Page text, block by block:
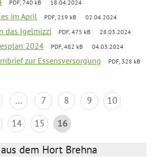
PDF, 740 kB 18.04.2024
im April PDF, 219 kB 02.04.2024
das Igelmizzi PDF, 475 kB 28.03.2024
2024 PDF, 482 kB 04.03.2024
zur Essensversorgung
PDF, 328 kB
... 7 8 9
10
14 15 16
dem Hort Brehna